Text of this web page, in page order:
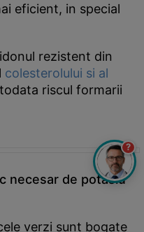
eficient, in special
rezistent din
colesterolului si al
riscul formarii
necesar de potasiu
verzi sunt bogate
?